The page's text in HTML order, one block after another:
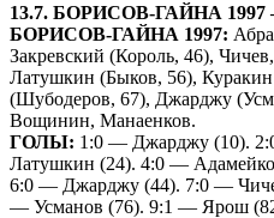
13.7. БОРИСОВ-ГАЙНА
БОРИСОВ-ГАЙНА 1997:
Закревский (Король, 46),
Латушкин (Быков, 56),
(Шубодеров, 67), Джарджу
Вощинин, Манаенков.
ГОЛЫ: 1:0 — Джарджу (10).
Латушкин (24). 4:0 —
6:0 — Джарджу (44). 7:0 —
— Усманов (76). 9:1 — Ярош